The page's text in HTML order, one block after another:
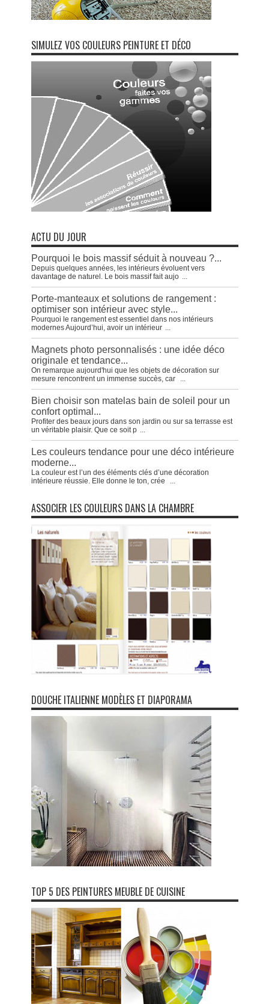
SIMULEZ VOS COULEURS PEINTURE ET DÉCO
ACTU DU JOUR
Pourquoi le bois massif séduit à nouveau ?...
Depuis quelques années, les intérieurs évoluent vers
davantage de naturel. Le bois massif fait aujo ...
Porte-manteaux et solutions de rangement :
optimiser son intérieur avec style...
Pourquoi le rangement est essentiel dans nos intérieurs
modernes Aujourd’hui, avoir un intérieur ...
Magnets photo personnalisés : une idée déco
originale et tendance...
On remarque aujourd'hui que les objets de décoration sur
mesure rencontrent un immense succès, car
...
Bien choisir son matelas bain de soleil pour un
confort optimal...
Profiter des beaux jours dans son jardin ou sur sa terrasse est
un véritable plaisir. Que ce soit p ...
Les couleurs tendance pour une déco intérieure
moderne...
La couleur est l’un des éléments clés d’une décoration
intérieure réussie. Elle donne le ton, crée
...
ASSOCIER LES COULEURS DANS LA CHAMBRE
DOUCHE ITALIENNE MODÈLES ET DIAPORAMA
TOP 5 DES PEINTURES MEUBLE DE CUISINE